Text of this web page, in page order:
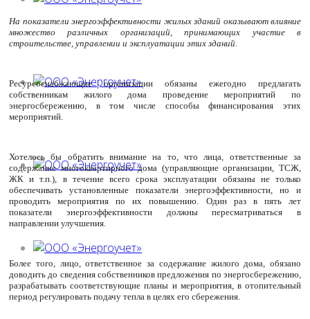
На показатели энергоэффективности жилых зданий оказывают влияние
множество различных организаций, принимающих участие в
строительстве, управлении и эксплуатации этих зданий.
Ресурсоснабжающие организации обязаны ежегодно предлагать
собственникам жилого дома проведение мероприятий по
энергосбережению, в том числе способы финансирования этих
мероприятий.
Хотелось бы обратить внимание на то, что лица, ответственные за
содержание многоквартирного дома (управляющие организации, ТСЖ,
ЖК и т.п.), в течение всего срока эксплуатации обязаны не только
обеспечивать установленные показатели энергоэффективности, но и
проводить мероприятия по их повышению. Один раз в пять лет
показатели энергоэффективности должны пересматриваться в
направлении улучшения.
Более того, лицо, ответственное за содержание жилого дома, обязано
доводить до сведения собственников предложения по энергосбережению,
разрабатывать соответствующие планы и мероприятия, в отопительный
период регулировать подачу тепла в целях его сбережения.